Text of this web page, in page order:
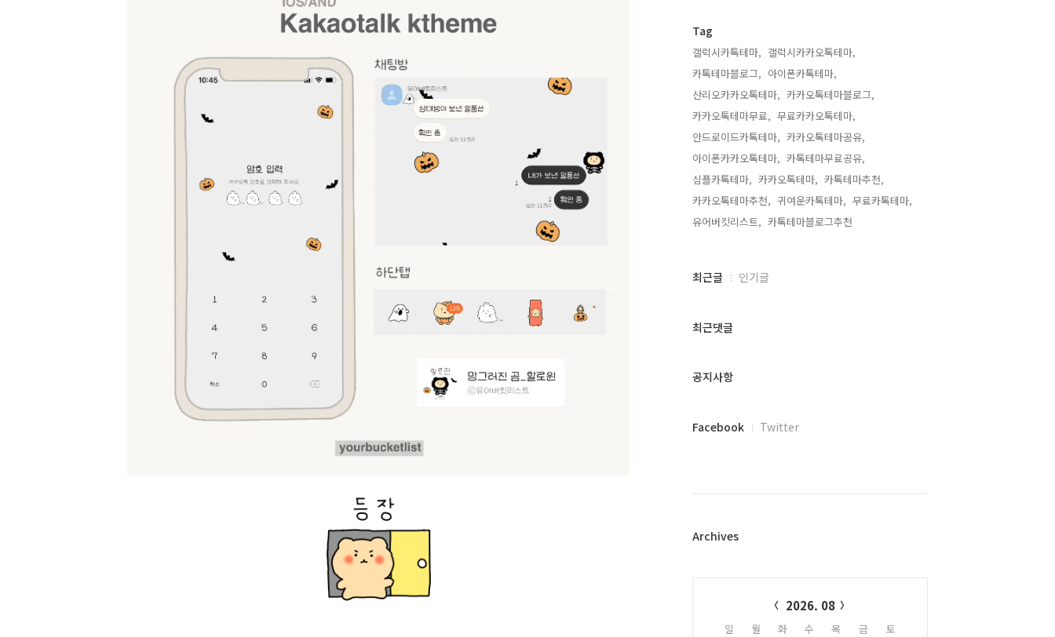
Tag
갤럭시카톡테마, 갤럭시카카오톡테마,
카톡테마블로그, 아이폰카톡테마,
산리오카카오톡테마, 카카오톡테마블로그,
카카오톡테마무료, 무료카카오톡테마,
안드로이드카톡테마, 카카오톡테마공유,
아이폰카카오톡테마, 카톡테마무료공유,
심플카톡테마, 카카오톡테마, 카톡테마추천,
카카오톡테마추천, 귀여운카톡테마, 무료카톡테마,
유어버킷리스트, 카톡테마블로그추천,
최
과
글
최근글 인기글
최근댓글
공지사항
페
플
Facebook Twitter
Archives
2026. 08
일 월 화 수 목 금
토